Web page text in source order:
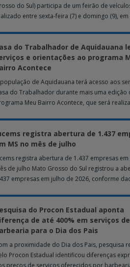
do Sul) participa de um feirão de
entre sexta-feira (7) e domingo (9),
do Trabalhador de Aquidauana
e orientações ao programa
Acontece
de Aquidauana terá acesso aos
do Trabalhador durante mais uma edição
Meu Bairro Acontece, que será
registra abertura de 1.437
MS no mês de julho
registra abertura de 1.437 empresas em
de julho Mato Grosso do Sul registrou a
empresas em julho de 2026, conforme
do Procon Estadual aponta
de até 400% em serviços de
para o Dia dos Pais
a proximidade do Dia dos Pais, pesquisa
Procon Estadual identificou diferenças
preços de serviços oferecidos por